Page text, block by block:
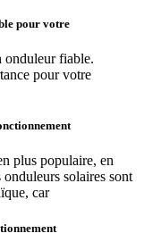
pour votre
onduleur fiable.
pour votre
plus populaire, en
solaires sont
car